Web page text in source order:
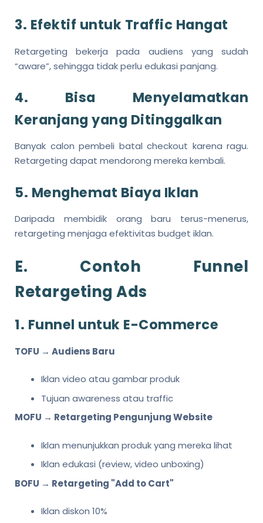
3. Efektif untuk Traffic Hangat
Retargeting bekerja pada audiens yang sudah
“aware”, sehingga tidak perlu edukasi panjang.
4. Bisa Menyelamatkan
Keranjang yang Ditinggalkan
Banyak calon pembeli batal checkout karena ragu.
Retargeting dapat mendorong mereka kembali.
5. Menghemat Biaya Iklan
Daripada membidik orang baru terus-menerus,
retargeting menjaga efektivitas budget iklan.
E. Contoh Funnel
Retargeting Ads
1. Funnel untuk E-Commerce
TOFU → Audiens Baru
Iklan video atau gambar produk
Tujuan awareness atau traffic
MOFU → Retargeting Pengunjung Website
Iklan menunjukkan produk yang mereka lihat
Iklan edukasi (review, video unboxing)
BOFU → Retargeting "Add to Cart"
Iklan diskon 10%